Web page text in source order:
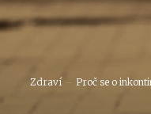
Zdraví Proč se o